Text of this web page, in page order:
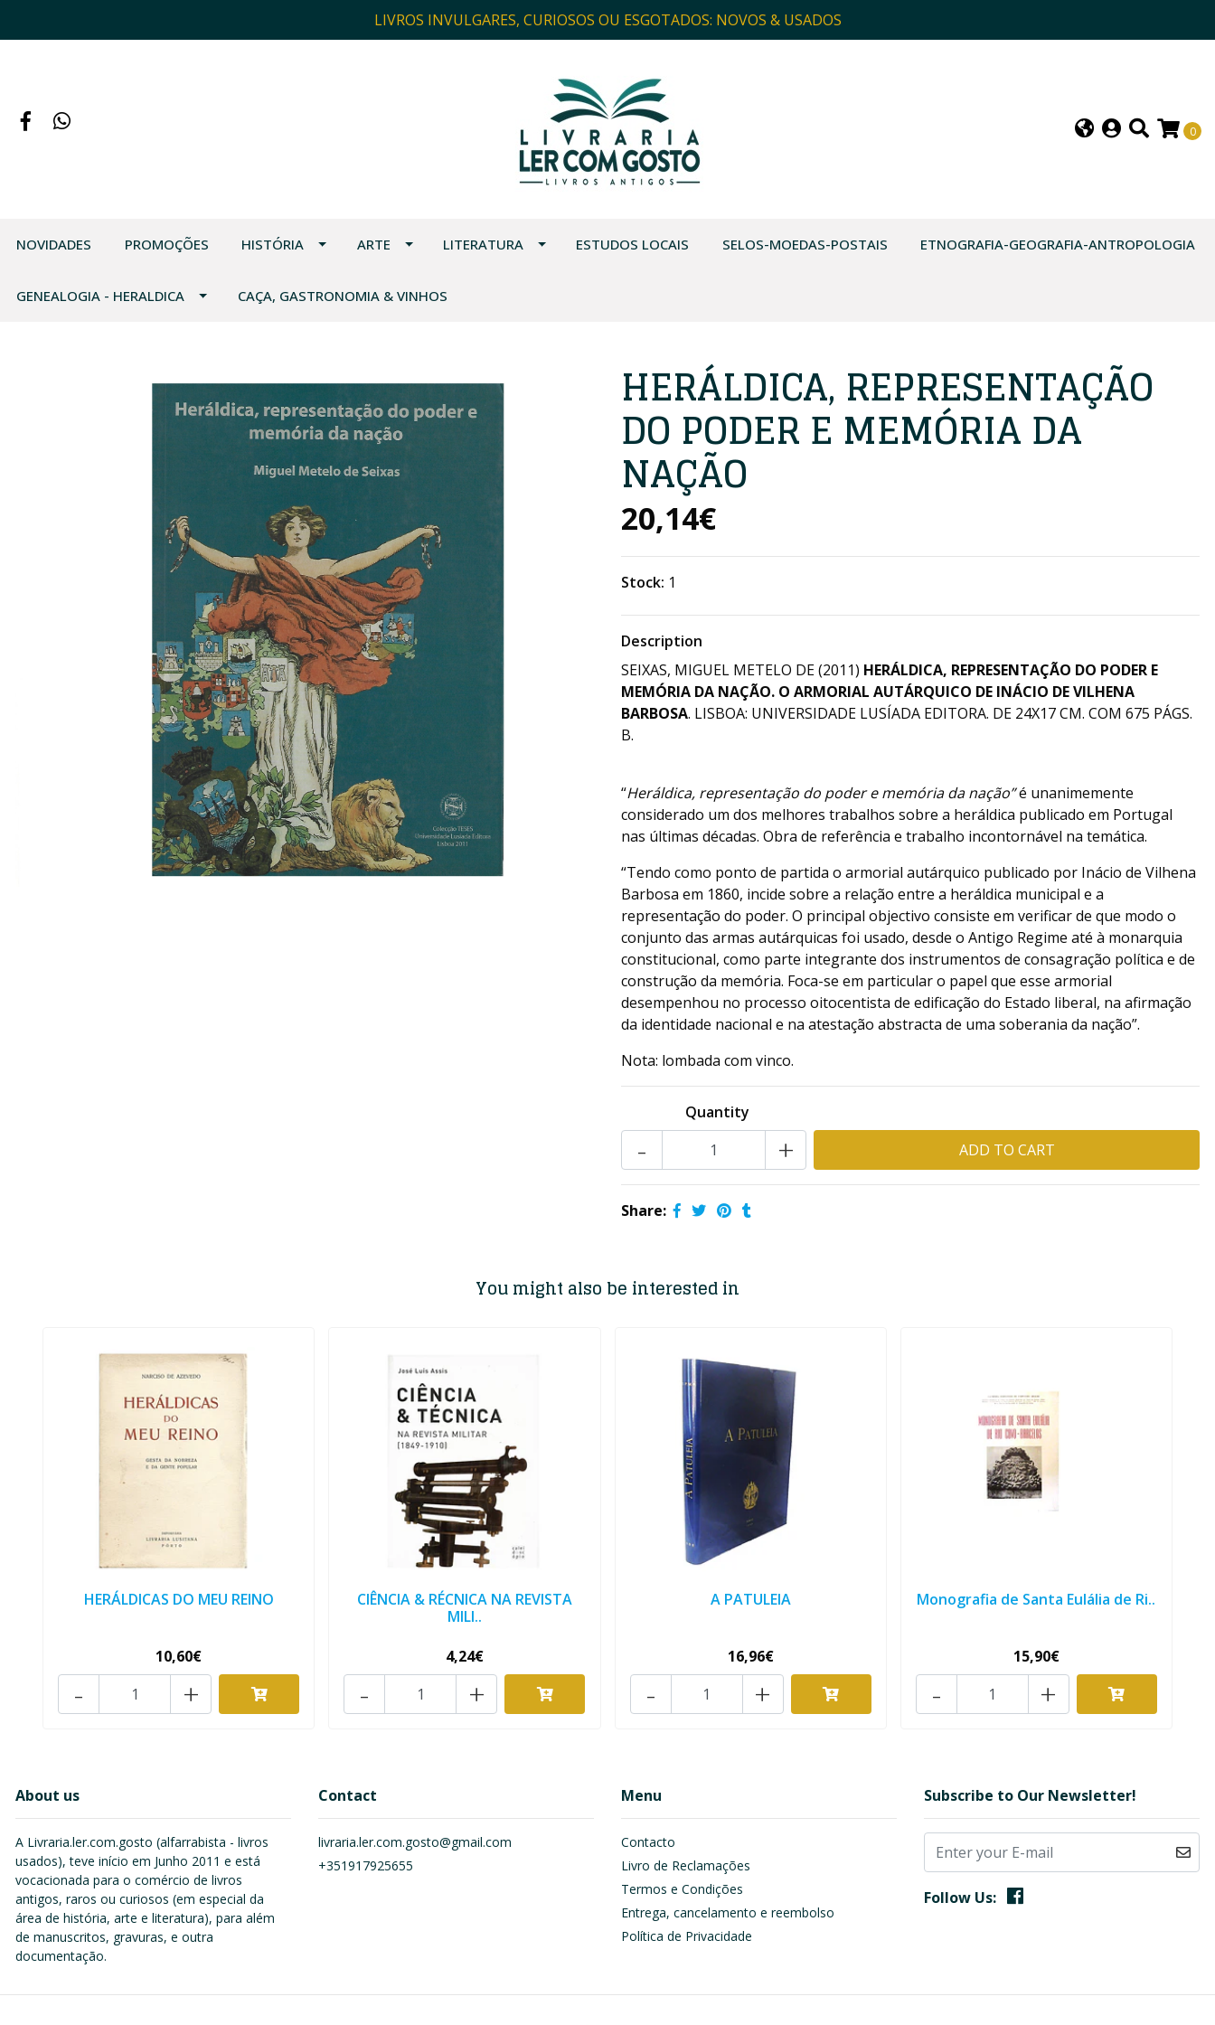
LIVROS INVULGARES, CURIOSOS OU ESGOTADOS: NOVOS & USADOS
0
NOVIDADES PROMOÇÕES HISTÓRIA ARTE LITERATURA ESTUDOS LOCAIS SELOS-MOEDAS-POSTAIS ETNOGRAFIA-GEOGRAFIA-ANTROPOLOGIA
GENEALOGIA - HERALDICA CAÇA, GASTRONOMIA & VINHOS
HERÁLDICA, REPRESENTAÇÃO
DO PODER E MEMÓRIA DA
NAÇÃO
20,14€
Stock: 1
Description
SEIXAS, MIGUEL METELO DE (2011) HERÁLDICA, REPRESENTAÇÃO DO PODER E
MEMÓRIA DA NAÇÃO. O ARMORIAL AUTÁRQUICO DE INÁCIO DE VILHENA
BARBOSA. LISBOA: UNIVERSIDADE LUSÍADA EDITORA. DE 24X17 CM. COM 675 PÁGS.
B.
“Heráldica, representação do poder e memória da nação”é unanimemente
considerado um dos melhores trabalhos sobre a heráldica publicado em Portugal
nas últimas décadas. Obra de referência e trabalho incontornável na temática.
“Tendo como ponto de partida o armorial autárquico publicado por Inácio de Vilhena
Barbosa em 1860, incide sobre a relação entre a heráldica municipal e a
representação do poder. O principal objectivo consiste em verificar de que modo o
conjunto das armas autárquicas foi usado, desde o Antigo Regime até à monarquia
constitucional, como parte integrante dos instrumentos de consagração política e de
construção da memória. Foca-se em particular o papel que esse armorial
desempenhou no processo oitocentista de edificação do Estado liberal, na afirmação
da identidade nacional e na atestação abstracta de uma soberania da nação”.
Nota: lombada com vinco.
Quantity
+
-
Share:
You might also be interested in
HERÁLDICAS DO MEU REINO
10,60€
+
-
CIÊNCIA & RÉCNICA NA REVISTA
MILI..
4,24€
+
-
A PATULEIA
16,96€
+
-
Monografia de Santa Eulália de Ri..
15,90€
+
-
About us
A Livraria.ler.com.gosto (alfarrabista - livros
usados), teve início em Junho 2011 e está
vocacionada para o comércio de livros
antigos, raros ou curiosos (em especial da
área de história, arte e literatura), para além
de manuscritos, gravuras, e outra
documentação.
Contact
livraria.ler.com.gosto@gmail.com
+351917925655
Menu
Contacto
Livro de Reclamações
Termos e Condições
Entrega, cancelamento e reembolso
Política de Privacidade
Subscribe to Our Newsletter!
Follow Us: